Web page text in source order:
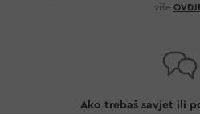
više
Ako trebaš savjet ili